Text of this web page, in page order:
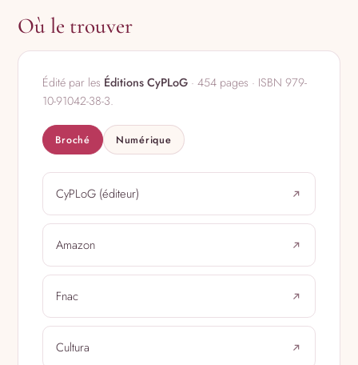
Où le trouver
Édité par les Éditions CyPLoG · 454 pages · ISBN 979-
10-91042-38-3.
Broché Numérique
CyPLoG (éditeur)
Amazon
Fnac
Cultura